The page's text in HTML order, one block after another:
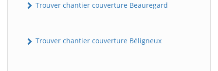
Trouver chantier couverture Beauregard
Trouver chantier couverture Béligneux